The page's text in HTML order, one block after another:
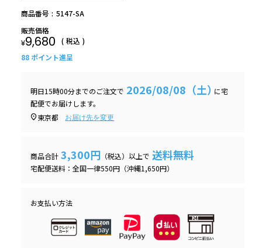
商品番号
5147-SA
販売価格
¥9,680
税込
88 ポイント進呈
明日15時00分までのご注文で 2026/08/08（土）に宅
配便でお届けします。
東京都
お届け先を変更
商品合計 3,300円 （税込）以上で 送料無料
宅配便送料：全国一律550円（沖縄1,650円）
お支払い方法